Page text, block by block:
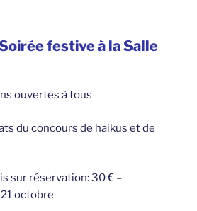
festive à la Salle
ouvertes à tous
du concours de haikus et de
sur réservation: 30 € –
octobre